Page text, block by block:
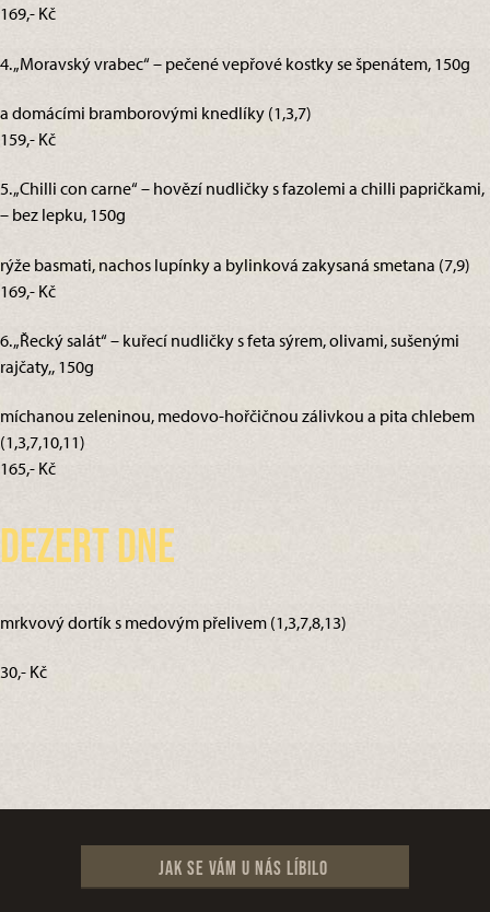
169,- Kč
4. „Moravský vrabec“ – pečené vepřové kostky se špenátem, 150g
a domácími bramborovými knedlíky (1,3,7)
159,- Kč
5. „Chilli con carne“ – hovězí nudličky s fazolemi a chilli papričkami,
– bez lepku, 150g
rýže basmati, nachos lupínky a bylinková zakysaná smetana (7,9)
169,- Kč
6. „Řecký salát“ – kuřecí nudličky s feta sýrem, olivami, sušenými
rajčaty,, 150g
míchanou zeleninou, medovo-hořčičnou zálivkou a pita chlebem
(1,3,7,10,11)
165,- Kč
Dezert dne
mrkvový dortík s medovým přelivem (1,3,7,8,13)
30,- Kč
Jak se vám u nás líbilo